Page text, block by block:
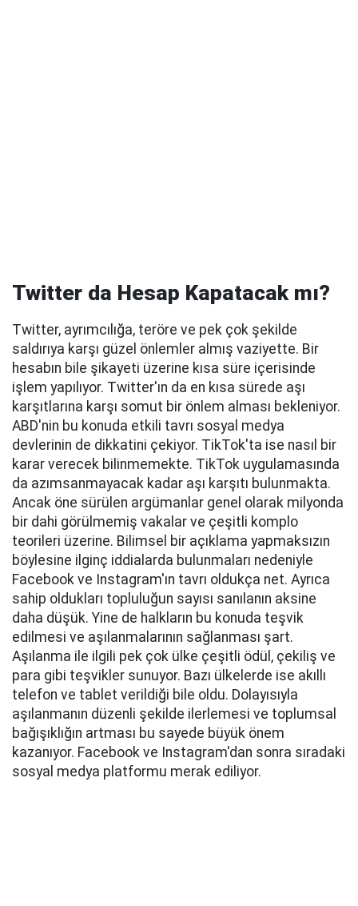
Twitter da Hesap Kapatacak mı?
Twitter, ayrımcılığa, teröre ve pek çok şekilde
saldırıya karşı güzel önlemler almış vaziyette. Bir
hesabın bile şikayeti üzerine kısa süre içerisinde
işlem yapılıyor. Twitter'ın da en kısa sürede aşı
karşıtlarına karşı somut bir önlem alması bekleniyor.
ABD'nin bu konuda etkili tavrı sosyal medya
devlerinin de dikkatini çekiyor. TikTok'ta ise nasıl bir
karar verecek bilinmemekte. TikTok uygulamasında
da azımsanmayacak kadar aşı karşıtı bulunmakta.
Ancak öne sürülen argümanlar genel olarak milyonda
bir dahi görülmemiş vakalar ve çeşitli komplo
teorileri üzerine. Bilimsel bir açıklama yapmaksızın
böylesine ilginç iddialarda bulunmaları nedeniyle
Facebook ve Instagram'ın tavrı oldukça net. Ayrıca
sahip oldukları topluluğun sayısı sanılanın aksine
daha düşük. Yine de halkların bu konuda teşvik
edilmesi ve aşılanmalarının sağlanması şart.
Aşılanma ile ilgili pek çok ülke çeşitli ödül, çekiliş ve
para gibi teşvikler sunuyor. Bazı ülkelerde ise akıllı
telefon ve tablet verildiği bile oldu. Dolayısıyla
aşılanmanın düzenli şekilde ilerlemesi ve toplumsal
bağışıklığın artması bu sayede büyük önem
kazanıyor. Facebook ve Instagram'dan sonra sıradaki
sosyal medya platformu merak ediliyor.